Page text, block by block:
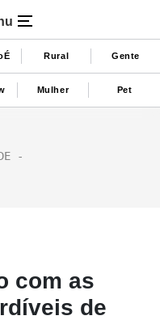
Rural Gente
Mulher Pet
com as
de